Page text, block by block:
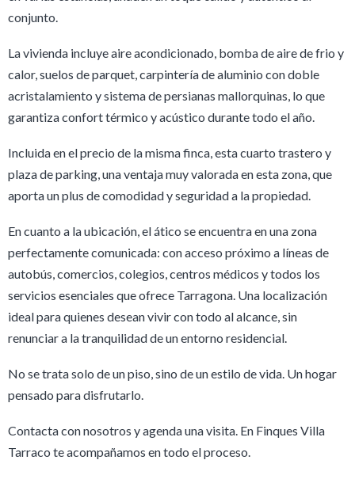
conjunto.
La vivienda incluye aire acondicionado, bomba de aire de frio y
calor, suelos de parquet, carpintería de aluminio con doble
acristalamiento y sistema de persianas mallorquinas, lo que
garantiza confort térmico y acústico durante todo el año.
Incluida en el precio de la misma finca, esta cuarto trastero y
plaza de parking, una ventaja muy valorada en esta zona, que
aporta un plus de comodidad y seguridad a la propiedad.
En cuanto a la ubicación, el ático se encuentra en una zona
perfectamente comunicada: con acceso próximo a líneas de
autobús, comercios, colegios, centros médicos y todos los
servicios esenciales que ofrece Tarragona. Una localización
ideal para quienes desean vivir con todo al alcance, sin
renunciar a la tranquilidad de un entorno residencial.
No se trata solo de un piso, sino de un estilo de vida. Un hogar
pensado para disfrutarlo.
Contacta con nosotros y agenda una visita. En Finques Villa
Tarraco te acompañamos en todo el proceso.